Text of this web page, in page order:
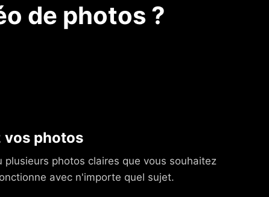
de photos ?
vos photos
plusieurs photos claires que vous souhaitez
avec n'importe quel sujet.